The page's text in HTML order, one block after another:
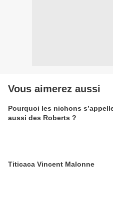
Vous aimerez aussi
Pourquoi les nichons
aussi des Roberts ?
Titicaca Vincent Malonne